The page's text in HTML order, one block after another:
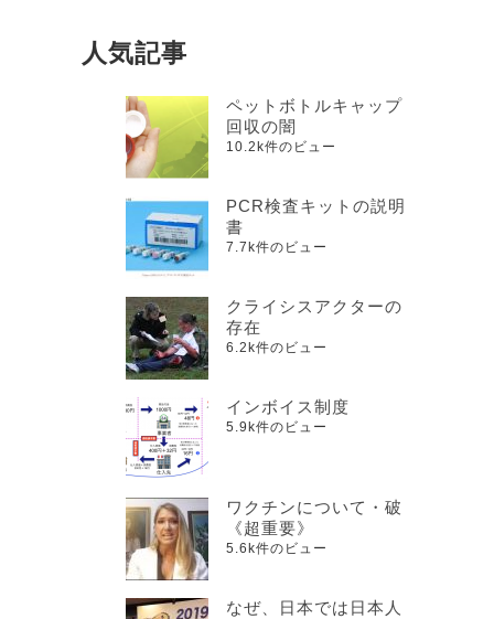
人気記事
ペットボトルキャップ
回収の闇
10.2k件のビュー
PCR検査キットの説明
書
7.7k件のビュー
クライシスアクターの
存在
6.2k件のビュー
インボイス制度
5.9k件のビュー
ワクチンについて・破
《超重要》
5.6k件のビュー
なぜ、日本では日本人